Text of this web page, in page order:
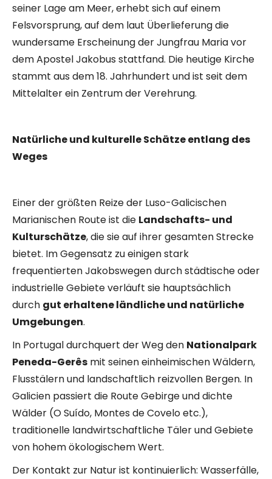
seiner Lage am Meer, erhebt sich auf einem
Felsvorsprung, auf dem laut Überlieferung die
wundersame Erscheinung der Jungfrau Maria vor
dem Apostel Jakobus stattfand. Die heutige Kirche
stammt aus dem 18. Jahrhundert und ist seit dem
Mittelalter ein Zentrum der Verehrung.
Natürliche und kulturelle Schätze entlang des
Weges
Einer der größten Reize der Luso-Galicischen
Marianischen Route ist die Landschafts- und
Kulturschätze, die sie auf ihrer gesamten Strecke
bietet. Im Gegensatz zu einigen stark
frequentierten Jakobswegen durch städtische oder
industrielle Gebiete verläuft sie hauptsächlich
durch gut erhaltene ländliche und natürliche
Umgebungen.
In Portugal durchquert der Weg den Nationalpark
Peneda-Gerês mit seinen einheimischen Wäldern,
Flusstälern und landschaftlich reizvollen Bergen. In
Galicien passiert die Route Gebirge und dichte
Wälder (O Suído, Montes de Covelo etc.),
traditionelle landwirtschaftliche Täler und Gebiete
von hohem ökologischem Wert.
Der Kontakt zur Natur ist kontinuierlich: Wasserfälle,